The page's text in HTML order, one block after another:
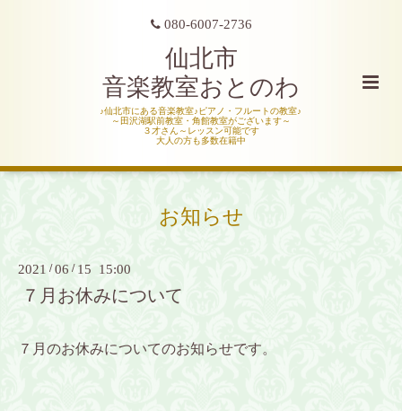
080-6007-2736
仙北市
音楽教室おとのわ
♪仙北市にある音楽教室♪ピアノ・フルートの教室♪
～田沢湖駅前教室・角館教室がございます～
３才さん～レッスン可能です
大人の方も多数在籍中
お知らせ
2021 /06 / 15 15:00
７月お休みについて
７月のお休みについてのお知らせです。